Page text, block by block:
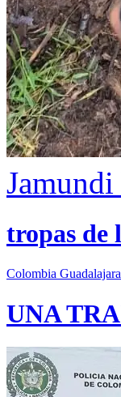
Jamundi
tropas de
Colombia
UNA